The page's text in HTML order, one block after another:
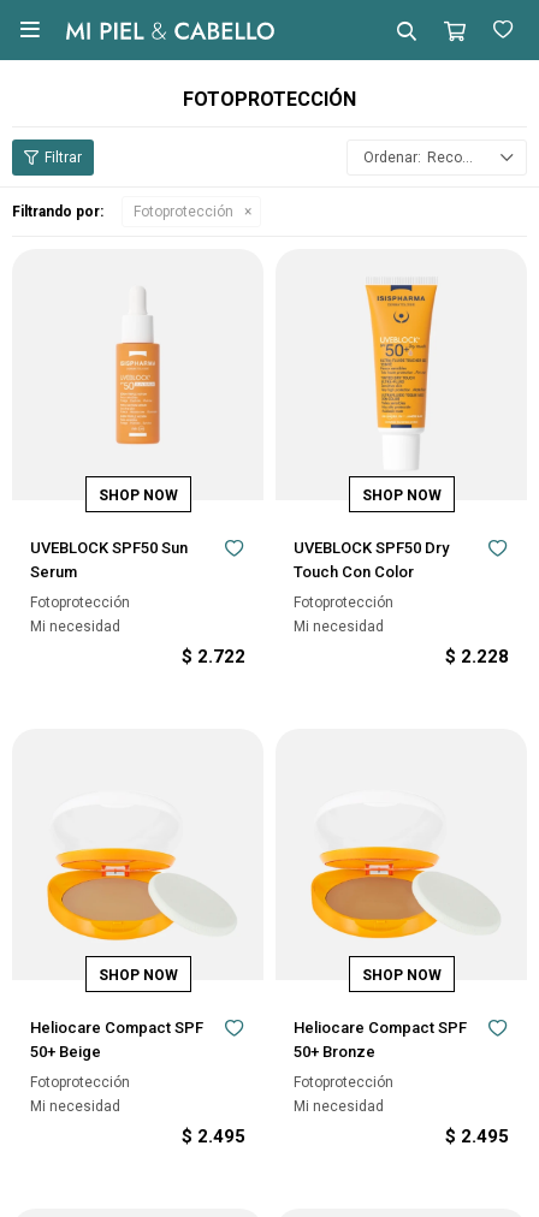

FOTOPROTECCIÓN
Recomendados
Filtrando por: Fotoprotección
UVEBLOCK SPF50 Sun
Serum
Fotoprotección
Mi necesidad
$ 2.722
UVEBLOCK SPF50 Dry
Touch Con Color
Fotoprotección
Mi necesidad
$ 2.228
Heliocare Compact SPF
50+ Beige
Fotoprotección
Mi necesidad
$ 2.495
Heliocare Compact SPF
50+ Bronze
Fotoprotección
Mi necesidad
$ 2.495